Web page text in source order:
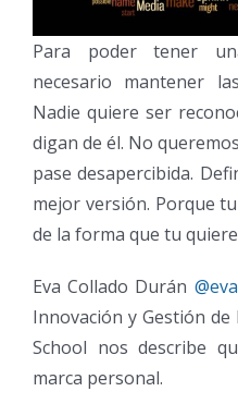
Para poder tener
necesario mantener
Nadie quiere ser
digan de él. No
pase desapercibida.
mejor versión. Porque
de la forma que tu
Eva Collado Durán
Innovación y Gestión
School nos describe
marca personal.